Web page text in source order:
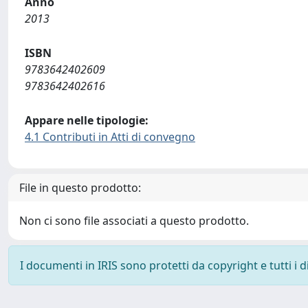
2013
ISBN
9783642402609
9783642402616
Appare nelle tipologie:
4.1 Contributi in Atti di convegno
File in questo prodotto:
Non ci sono file associati a questo prodotto.
I documenti in IRIS sono protetti da copyright e tutti i